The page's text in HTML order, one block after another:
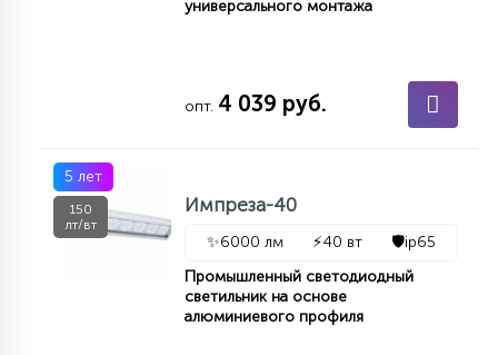
универсального монтажа
опт. 4 039 руб.
5 лет
150
лт/вт
Импреза-40
✨6000 лм ⚡40 вт 🛡️ip65
Промышленный светодиодный
светильник на основе
алюминиевого профиля